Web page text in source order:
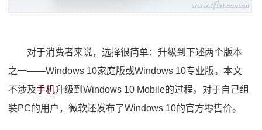
对于消费者来说，选择很简单：升级到下述两个版本
之一——Windows 10家庭版或Windows 10专业版。本文
不涉及手机升级到Windows 10 Mobile的过程。对于自己组
装PC的用户，微软还发布了Windows 10的官方零售价。